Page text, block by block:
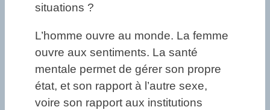
situations ?
L’homme ouvre au monde. La femme
ouvre aux sentiments. La santé
mentale permet de gérer son propre
état, et son rapport à l’autre sexe,
voire son rapport aux institutions